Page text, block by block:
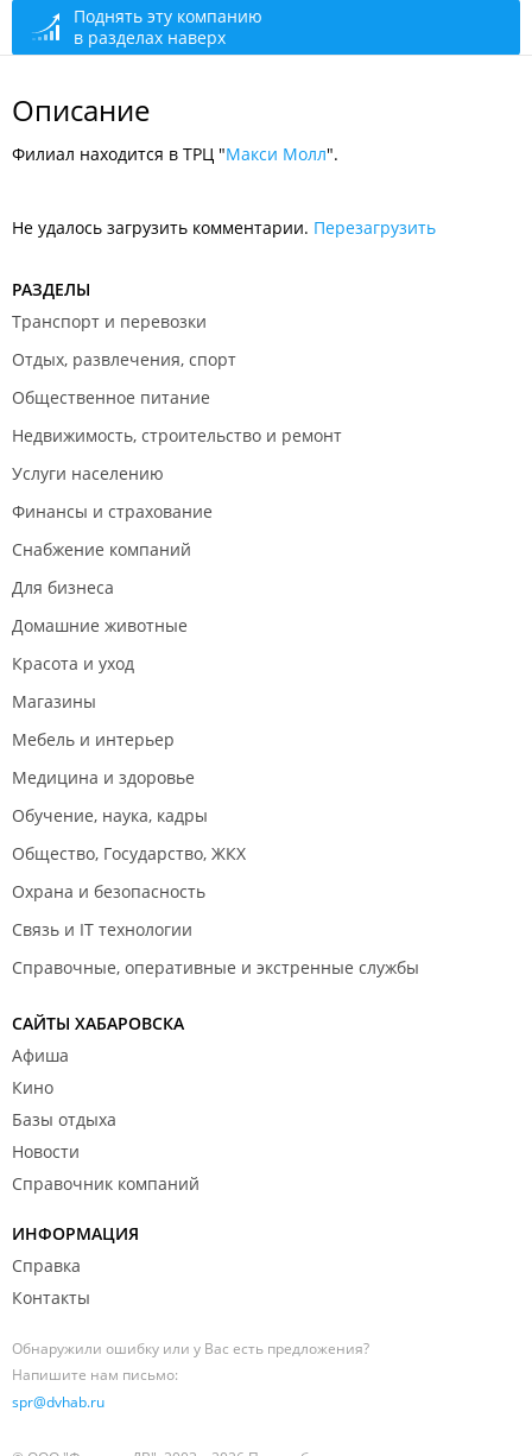
открыто: 10:00–21:00
Поднять эту компанию
в разделах наверх
Описание
Филиал находится в ТРЦ "Макси Молл".
Не удалось загрузить комментарии. Перезагрузить
РАЗДЕЛЫ
Транспорт и перевозки
Отдых, развлечения, спорт
Общественное питание
Недвижимость, строительство и ремонт
Услуги населению
Финансы и страхование
Снабжение компаний
Для бизнеса
Домашние животные
Красота и уход
Магазины
Мебель и интерьер
Медицина и здоровье
Обучение, наука, кадры
Общество, Государство, ЖКХ
Охрана и безопасность
Связь и IT технологии
Справочные, оперативные и экстренные службы
САЙТЫ ХАБАРОВСКА
Афиша
Кино
Базы отдыха
Новости
Справочник компаний
ИНФОРМАЦИЯ
Справка
Контакты
Обнаружили ошибку или у Вас есть предложения?
Напишите нам письмо:
spr@dvhab.ru